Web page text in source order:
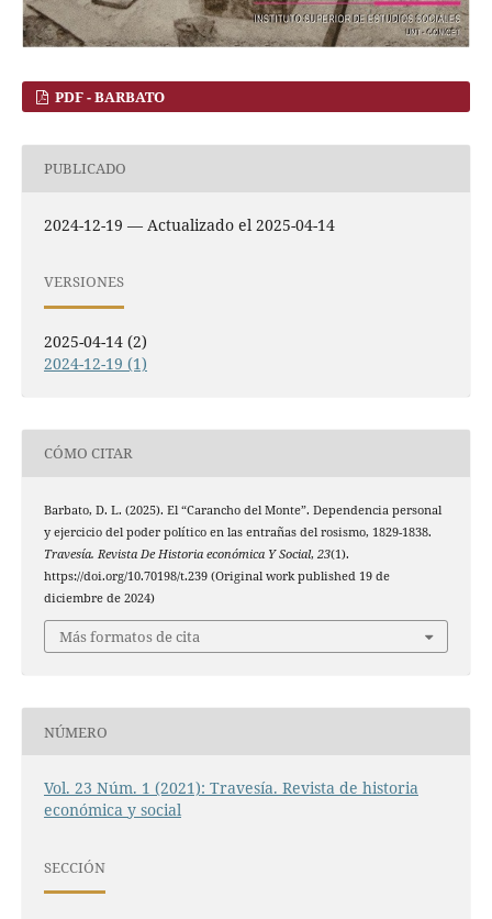
PDF - BARBATO
PUBLICADO
2024-12-19 — Actualizado el 2025-04-14
VERSIONES
2025-04-14 (2)
2024-12-19 (1)
CÓMO CITAR
Barbato, D. L. (2025). El “Carancho del Monte”. Dependencia personal
y ejercicio del poder político en las entrañas del rosismo, 1829-1838.
Travesía. Revista De Historia económica Y Social, 23(1).
https://doi.org/10.70198/t.239 (Original work published 19 de
diciembre de 2024)
Más formatos de cita
NÚMERO
Vol. 23 Núm. 1 (2021): Travesía. Revista de historia
económica y social
SECCIÓN